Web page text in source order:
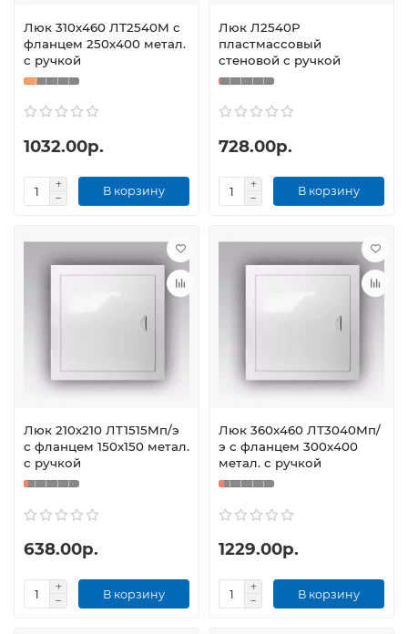
Люк 310х460 ЛТ2540М с
фланцем 250х400 метал.
с ручкой
1032.00р.
В корзину
Люк Л2540Р
пластмассовый
стеновой с ручкой
728.00р.
В корзину
Люк 210х210 ЛТ1515Мп/э
с фланцем 150х150 метал.
с ручкой
638.00р.
В корзину
Люк 360х460 ЛТ3040Мп/
э с фланцем 300х400
метал. с ручкой
1229.00р.
В корзину